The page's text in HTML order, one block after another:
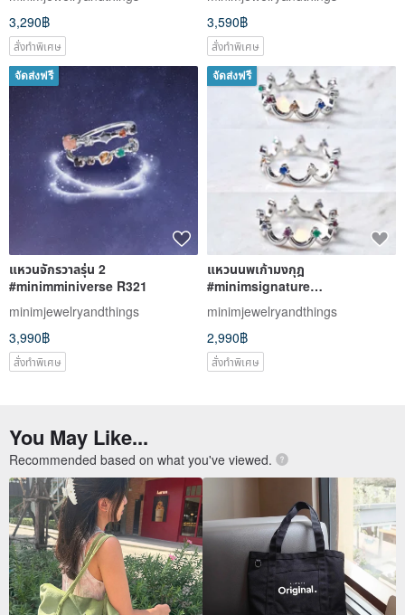
3,290฿
สั่งทำพิเศษ
3,590฿
สั่งทำพิเศษ
จัดส่งฟรี
แหวนจักรวาลรุ่น 2
#minimminiverse R321
minimjewelryandthings
3,990฿
สั่งทำพิเศษ
จัดส่งฟรี
แหวนนพเก้ามงกุฎ
#minimsignature
#minim9luckygems R556
minimjewelryandthings
2,990฿
สั่งทำพิเศษ
You May Like...
Recommended based on what you've viewed.